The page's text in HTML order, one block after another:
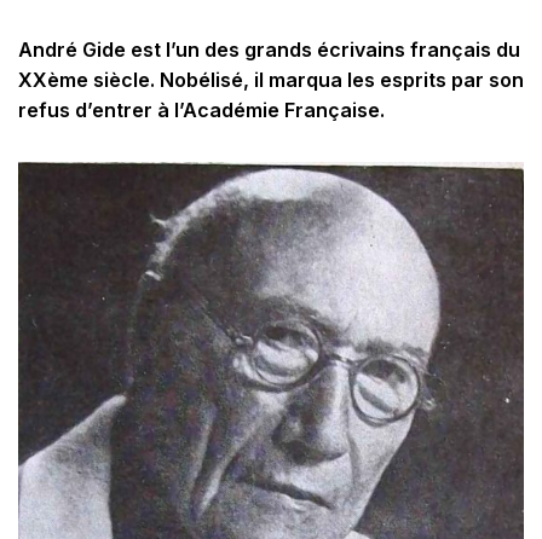
André Gide est l’un des grands écrivains français du
XXème siècle. Nobélisé, il marqua les esprits par son
refus d’entrer à l’Académie Française.